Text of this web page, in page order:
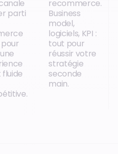
parti
recommerce.
Business
model,
logiciels, KPI :
tout pour
réussir votre
stratégie
seconde
main.